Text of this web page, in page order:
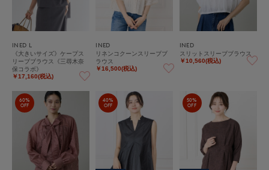
INED L
《大きいサイズ》ケープス
リーブブラウス《三尋木奈
保コラボ》
￥17,160(税込)
INED
リネンコクーンスリーブブ
ラウス
￥16,500(税込)
INED
スリットスリーブブラウス
￥10,560(税込)
60%
OFF
40%
OFF
50%
OFF